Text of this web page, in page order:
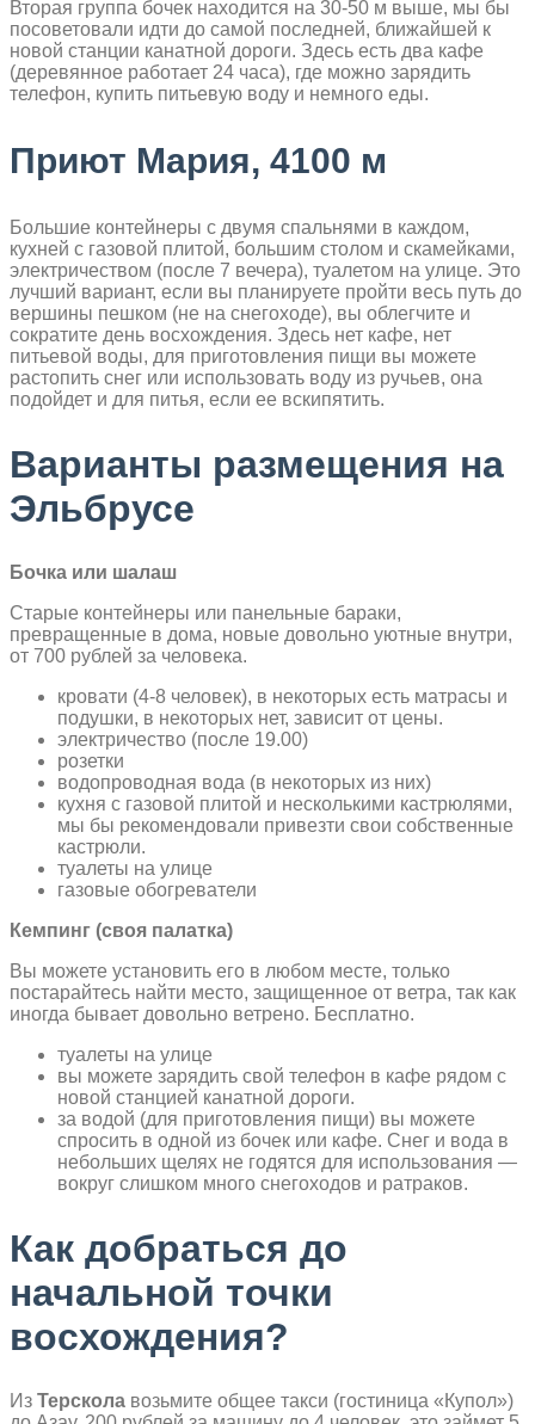
Вторая группа бочек находится на 30-50 м выше, мы бы
посоветовали идти до самой последней, ближайшей к
новой станции канатной дороги. Здесь есть два кафе
(деревянное работает 24 часа), где можно зарядить
телефон, купить питьевую воду и немного еды.
Приют Мария, 4100 м
Большие контейнеры с двумя спальнями в каждом,
кухней с газовой плитой, большим столом и скамейками,
электричеством (после 7 вечера), туалетом на улице. Это
лучший вариант, если вы планируете пройти весь путь до
вершины пешком (не на снегоходе), вы облегчите и
сократите день восхождения. Здесь нет кафе, нет
питьевой воды, для приготовления пищи вы можете
растопить снег или использовать воду из ручьев, она
подойдет и для питья, если ее вскипятить.
Варианты размещения на
Эльбрусе
Бочка или шалаш
Старые контейнеры или панельные бараки,
превращенные в дома, новые довольно уютные внутри,
от 700 рублей за человека.
кровати (4-8 человек), в некоторых есть матрасы и
подушки, в некоторых нет, зависит от цены.
электричество (после 19.00)
розетки
водопроводная вода (в некоторых из них)
кухня с газовой плитой и несколькими кастрюлями,
мы бы рекомендовали привезти свои собственные
кастрюли.
туалеты на улице
газовые обогреватели
Кемпинг (своя палатка)
Вы можете установить его в любом месте, только
постарайтесь найти место, защищенное от ветра, так как
иногда бывает довольно ветрено. Бесплатно.
туалеты на улице
вы можете зарядить свой телефон в кафе рядом с
новой станцией канатной дороги.
за водой (для приготовления пищи) вы можете
спросить в одной из бочек или кафе. Снег и вода в
небольших щелях не годятся для использования —
вокруг слишком много снегоходов и ратраков.
Как добраться до
начальной точки
восхождения?
Из Терскола возьмите общее такси (гостиница «Купол»)